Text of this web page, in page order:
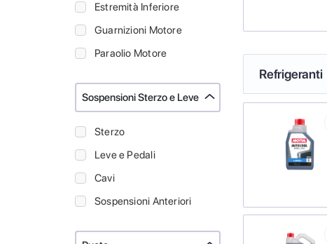
Estremità Inferiore
Guarnizioni Motore
Paraolio Motore
Sospensioni Sterzo e Leve
Sterzo
Leve e Pedali
Cavi
Sospensioni Anteriori
Refrigeranti